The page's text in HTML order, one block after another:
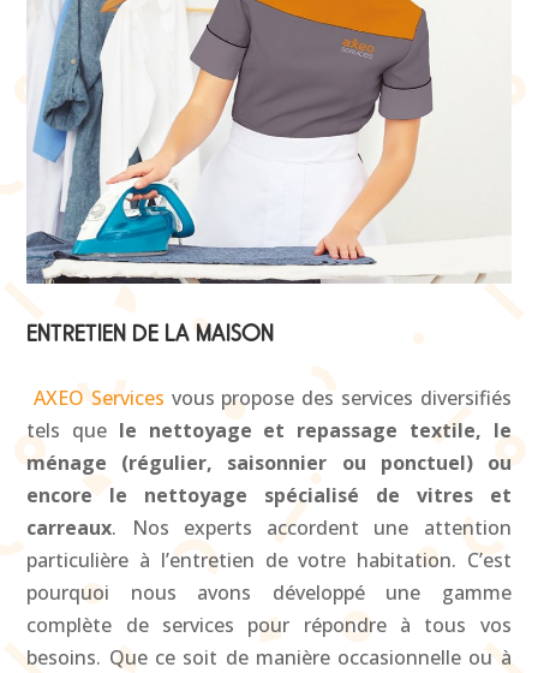
ENTRETIEN DE LA MAISON
AXEO Services vous propose des services diversifiés
tels que le nettoyage et repassage textile, le
ménage (régulier, saisonnier ou ponctuel) ou
encore le nettoyage spécialisé de vitres et
carreaux. Nos experts accordent une attention
particulière à l’entretien de votre habitation. C’est
pourquoi nous avons développé une gamme
complète de services pour répondre à tous vos
besoins. Que ce soit de manière occasionnelle ou à